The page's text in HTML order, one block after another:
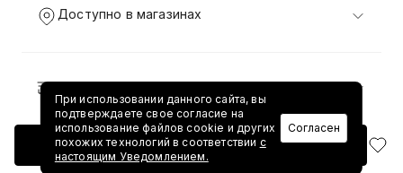
Добавить в корзину
Доступно в магазинах
Доставка и возврат
При использовании данного сайта, вы
подтверждаете свое согласие на
использование файлов cookie и других
похожих технологий в соответствии с
настоящим Уведомлением.
Согласен